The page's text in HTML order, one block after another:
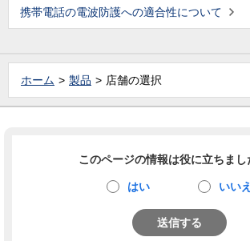
携帯電話の電波防護への適合性について
ホーム 製品 店舗の選択
このページの情報は役に立ちまし
はい いいえ
送信する